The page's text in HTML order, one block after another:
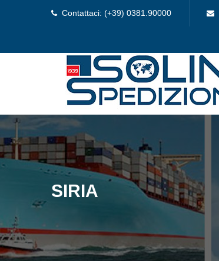
Contattaci: (+39) 0381.90000
SIRIA